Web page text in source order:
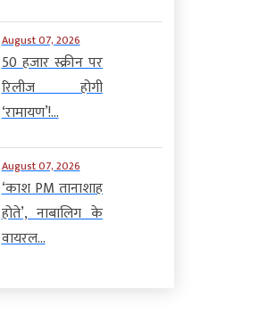
August 07, 2026
50 हजार स्क्रीन पर
रिलीज होगी
‘रामायण’!...
August 07, 2026
‘काश PM तानाशाह
होते’, नाबालिग के
वायरल...